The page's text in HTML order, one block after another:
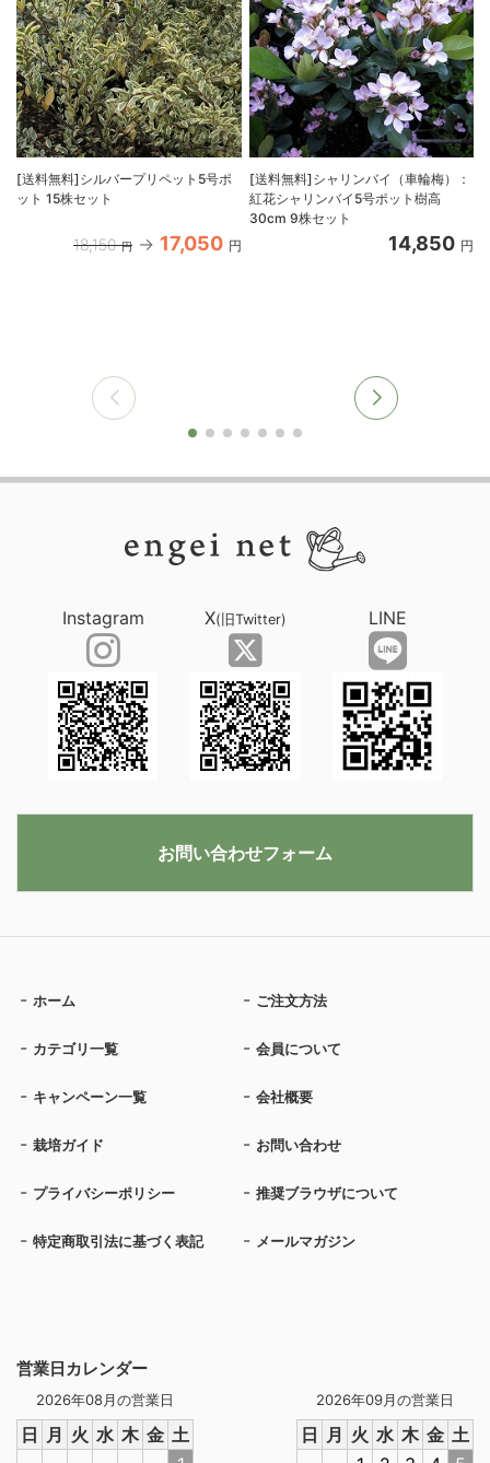
[送料無料]シルバープリペット5号ポ
ット 15株セット
18,150 円 17,050 円
[送料無料]シャリンバイ（車輪梅）：
紅花シャリンバイ5号ポット樹高
30cm 9株セット
14,850 円
営業日カレンダー
2026年08月の営業日
日 月 火 水 木 金 土
2026年09月の営業日
日 月 火 水 木 金 土
ホーム ご注文方法
カテゴリ一覧 会員について
キャンペーン一覧 会社概要
栽培ガイド お問い合わせ
プライバシーポリシー 推奨ブラウザについて
特定商取引法に基づく表記 メールマガジン
Instagram X(旧Twitter) LINE
お問い合わせフォーム